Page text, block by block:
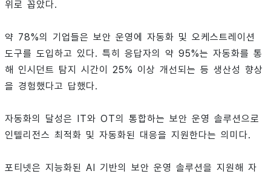
위로 꼽았다.
약 78%의 기업들은 보안 운영에 자동화 및 오케스트레이션
도구를 도입하고 있다. 특히 응답자의 약 95%는 자동화를 통
해 인시던트 탐지 시간이 25% 이상 개선되는 등 생산성 향상
을 경험했다고 답했다.
자동화의 달성은 IT와 OT의 통합하는 보안 운영 솔루션으로
인텔리전스 최적화 및 자동화된 대응을 지원한다는 의미다.
포티넷은 지능화된 AI 기반의 보안 운영 솔루션을 지원해 자